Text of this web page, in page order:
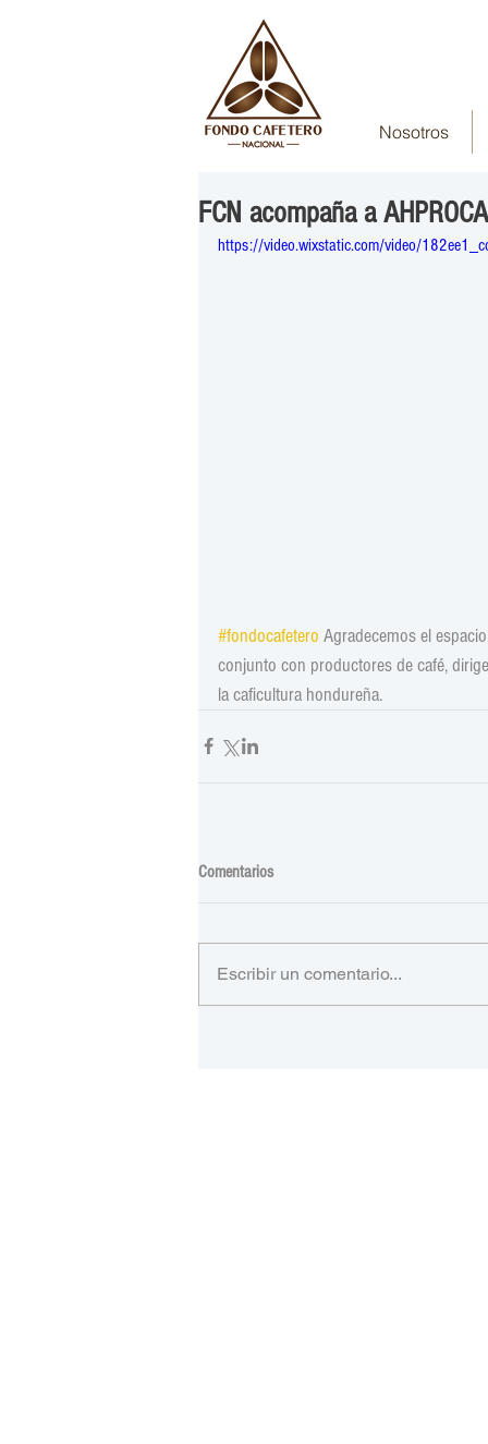
Nosotros
FCN acompaña a
https://video.wixstatic.com/video/
#fondocafetero Agradecemos el
conjunto con productores de café,
la caficultura hondureña.
Comentarios
Escribir un comentario...